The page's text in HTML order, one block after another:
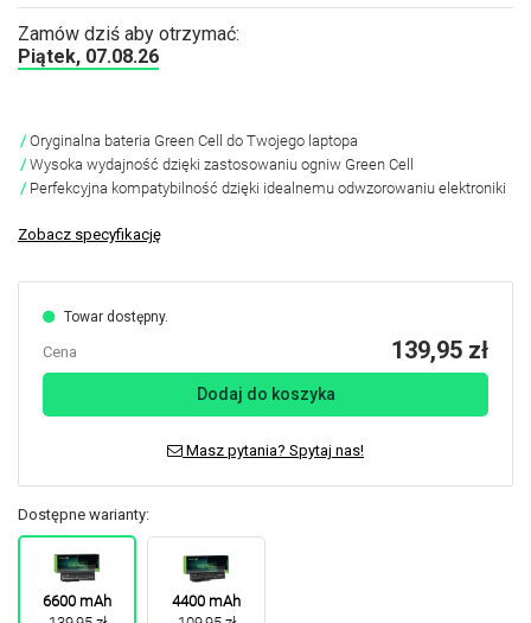
Zamów dziś aby otrzymać:
Piątek, 07.08.26
Oryginalna bateria Green Cell do Twojego laptopa
Wysoka wydajność dzięki zastosowaniu ogniw Green Cell
Perfekcyjna kompatybilność dzięki idealnemu odwzorowaniu elektroniki
Zobacz specyfikację
Towar dostępny.
Cena 139,95 zł
Dodaj do koszyka
Masz pytania? Spytaj nas!
Dostępne warianty:
6600 mAh
4400 mAh